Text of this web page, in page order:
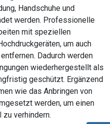
Handschuhe und
werden. Professionelle
mit speziellen
um auch
Dadurch werden
wiederhergestellt als
geschützt. Ergänzend
wie das Anbringen von
werden, um einen
verhindern.